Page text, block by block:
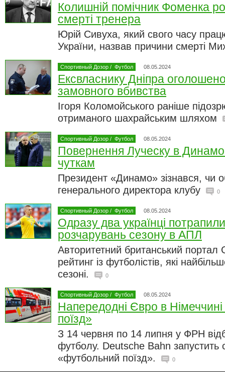
Колишній помічник Фоменка
смерті тренера
Юрій Сивуха, який свого часу
України, назвав причини смерті
Спортивный Дозор / Футбол 08.05.2024
Ексвласнику Дніпра оголошено
замовного вбивства
Ігоря Коломойського раніше
отриманого шахрайським шляхом
Спортивный Дозор / Футбол 08.05.2024
Повернення Луческу в
чуткам
Президент «Динамо» зізнався, чи
генерального директора клубу
0
Спортивный Дозор / Футбол 08.05.2024
Одразу два українці
розчарувань сезону в АПЛ
Авторитетний британський
рейтинг із футболістів, які
сезоні.
0
Спортивный Дозор / Футбол 08.05.2024
Напередодні Євро в
поїзд»
З 14 червня по 14 липня у ФРН
футболу. Deutsche Bahn запустить
«футбольний поїзд».
0